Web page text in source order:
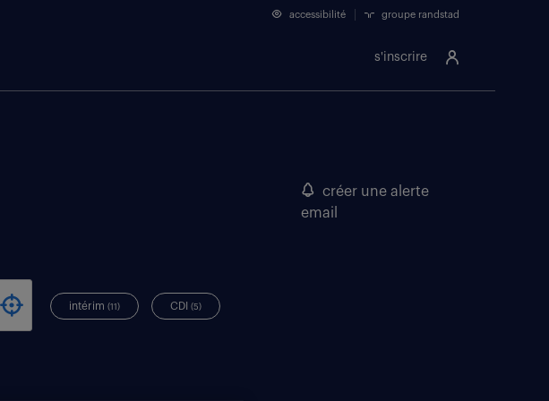
s'inscrire
accessibilité groupe randstad
créer une alerte
email
intérim(11) CDI(5)